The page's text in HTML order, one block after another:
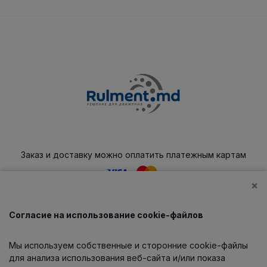
Заказ и доставку можно оплатить платежным картам
Каталог
О компании
×
Согласие на использование cookie-файлов
Мы используем собственные и сторонние cookie-файлы
для анализа использования веб-сайта и/или показа